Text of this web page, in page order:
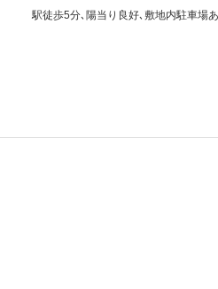
駅徒歩5分､陽当り良好､敷地内駐車場